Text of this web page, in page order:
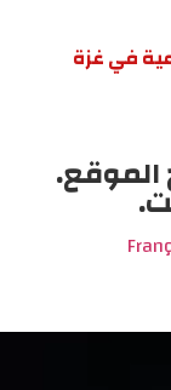
في غزة
الموقع.